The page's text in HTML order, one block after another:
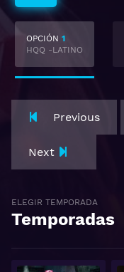
OPCIÓN 1
HQQ -LATINO
Previous
Next
ELEGIR TEMPORADA
Temporadas